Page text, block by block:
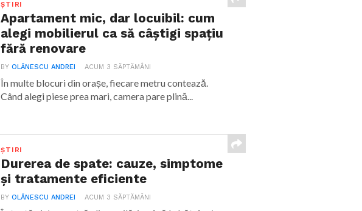
ȘTIRI
Apartament mic, dar locuibil: cum
alegi mobilierul ca să câștigi spațiu
fără renovare
BYOLĂNESCU ANDREI ACUM 3 SĂPTĂMÂNI
În multe blocuri din orașe, fiecare metru contează.
Când alegi piese prea mari, camera pare plină...
ȘTIRI
Durerea de spate: cauze, simptome
și tratamente eficiente
BYOLĂNESCU ANDREI ACUM 3 SĂPTĂMÂNI